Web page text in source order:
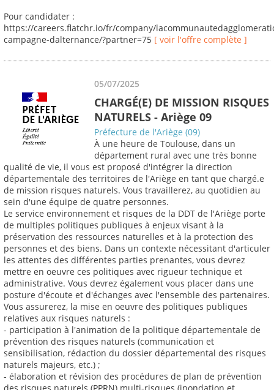
Pour candidater :
https://careers.flatchr.io/fr/company/
campagne-dalternance/?partner=75 [ voir l'offre complète ]
05/07/2025
CHARGÉ(E) DE MISSION RISQUES
NATURELS - Ariège 09
Préfecture de l'Ariège (09)
À une heure de Toulouse, dans un
département rural avec une très bonne
qualité de vie, il vous est proposé d'intégrer la direction
départementale des territoires de l'Ariège en tant que chargé.e
de mission risques naturels. Vous travaillerez, au quotidien au
sein d'une équipe de quatre personnes.
Le service environnement et risques de la DDT de l'Ariège porte
de multiples politiques publiques à enjeux visant à la
préservation des ressources naturelles et à la protection des
personnes et des biens. Dans un contexte nécessitant d'articuler
les attentes des différentes parties prenantes, vous devrez
mettre en oeuvre ces politiques avec rigueur technique et
administrative. Vous devrez également vous placer dans une
posture d'écoute et d'échanges avec l'ensemble des partenaires.
Vous assurerez, la mise en oeuvre des politiques publiques
relatives aux risques naturels :
- participation à l'animation de la politique départementale de
prévention des risques naturels (communication et
sensibilisation, rédaction du dossier départemental des risques
naturels majeurs, etc.) ;
- élaboration et révision des procédures de plan de prévention